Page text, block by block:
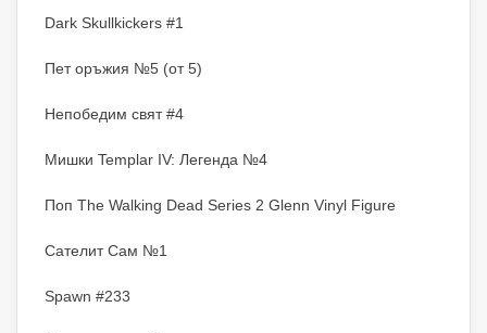
Dark Skullkickers #1
Пет оръжия №5 (от 5)
Непобедим свят #4
Мишки Templar IV: Легенда №4
Поп The Walking Dead Series 2 Glenn Vinyl Figure
Сателит Сам №1
Spawn #233